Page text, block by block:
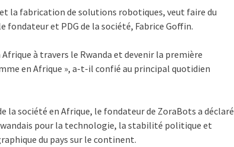
la fabrication de solutions robotiques, veut faire du
fondateur et PDG de la société, Fabrice Goffin.
à travers le Rwanda et devenir la première
en Afrique », a-t-il confié au principal quotidien
la société en Afrique, le fondateur de ZoraBots a déclaré
pour la technologie, la stabilité politique et
du pays sur le continent.